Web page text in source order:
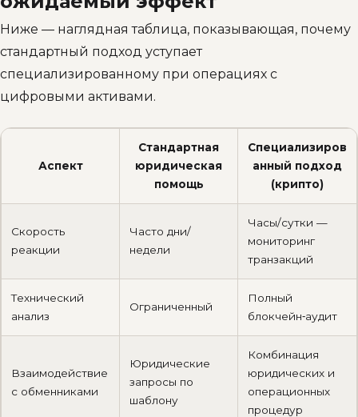
Ниже — наглядная таблица, показывающая, почему
стандартный подход уступает
специализированному при операциях с
цифровыми активами.
Аспект
Стандартная
юридическая
помощь
Специализиров
анный подход
(крипто)
Скорость
реакции
Часто дни/
недели
Часы/сутки —
мониторинг
транзакций
Технический
анализ
Ограниченный
Полный
блокчейн‑аудит
Взаимодействие
с обменниками
Юридические
запросы по
шаблону
Комбинация
юридических и
операционных
процедур